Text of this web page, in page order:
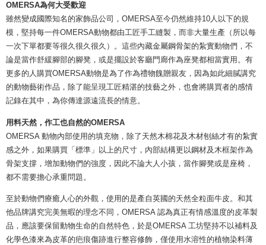
OMERSA為何大受歡迎
雖然變成國際知名的家飾品公司，OMERSA至今仍然維持10人以下的規
模，堅持每一件OMERSA動物都由工匠手工縫製，而非大量生產（所以每
一次下單都要等很久很久很久）。這些內藏金屬鋼骨架的紮實動物們，不
論是當作舒緩腳部的腳凳，或是擺設於客廳門廊作為座凳都相當實用。有
更多的人購買OMERSA動物是為了作為禮物餽贈親友，因為如此細膩講究
的動物藝術作品，除了能呈現工匠精湛的技藝之外，也會將購買者的感情
記錄在其中，為你傳達源遠流長的情意。
用料天然，作工也自然的OMERSA
OMERSA 動物內部使用的填充物，除了天然木棉花及木材刨絲才有的紮實
感之外，如果購買「標準」以上的尺寸，內部結構更以鋼材及木框架作為
骨架支撐，增加動物們的強度，因此不論大人小孩，當作腳凳或是座椅，
都不需要擔心承重問題。
至於動物們療癒人心的外觀，使用的是產自英國的天然全粒面牛皮。和其
他品牌講究完美無暇的理念不同，OMERSA 認為真正有情感溫度的皮革製
品，應該要保留動物生命的自然特色，於是OMERSA 工坊堅持不以補料及
化學色漆來為皮革的疤痕傷跡進行整容修飾，僅使用水溶性的植物染料薄